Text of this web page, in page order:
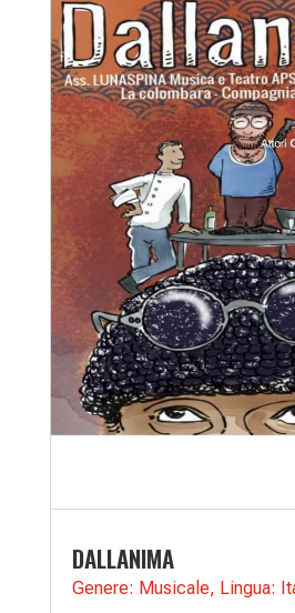
DALLANIMA
Genere: Musicale, Lingua: